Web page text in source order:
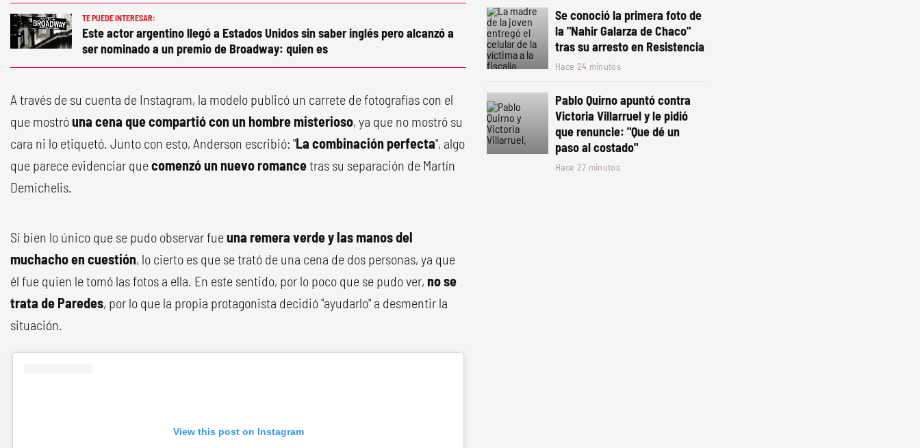
TE PUEDE INTERESAR:
Este actor argentino llegó a Estados Unidos sin saber inglés pero alcanzó a
ser nominado a un premio de Broadway: quien es
A través de su cuenta de Instagram, la modelo publicó un carrete de fotografías con el
que mostróuna cena que compartió con un hombre misterioso, ya que no mostró su
cara ni lo etiquetó. Junto con esto, Anderson escribió: "La combinación perfecta", algo
que parece evidenciar quecomenzó un nuevo romancetras su separación de Martín
Demichelis.
Si bien lo único que se pudo observar fueuna remera verde y las manos del
muchacho en cuestión, lo cierto es que se trató de una cena de dos personas, ya que
él fue quien le tomó las fotos a ella. En este sentido, por lo poco que se pudo ver, no se
trata de Paredes, por lo que la propia protagonista decidió "ayudarlo" a desmentir la
situación.
View this post on Instagram
Se conoció la primera foto de
la "Nahir Galarza de Chaco"
tras su arresto en Resistencia
Hace 24 minutos
Pablo Quirno apuntó contra
Victoria Villarruel y le pidió
que renuncie: "Que dé un
paso al costado"
Hace 27 minutos